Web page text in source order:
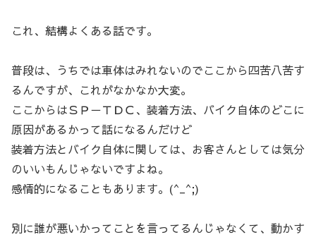
これ、結構よくある話です。
普段は、うちでは車体はみれないのでここから四苦八苦す
るんですが、これがなかなか大変。
ここからはＳＰ－ＴＤＣ、装着方法、バイク自体のどこに
原因があるかって話になるんだけど
装着方法とバイク自体に関しては、お客さんとしては気分
のいいもんじゃないですよね。
感情的になることもあります。(^_^;)
別に誰が悪いかってことを言ってるんじゃなくて、動かす